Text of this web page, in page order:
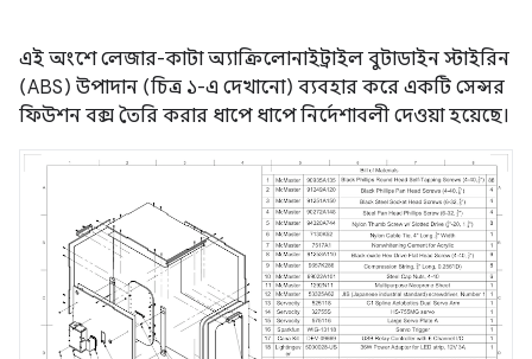
এই অংশে লেজার-কাটা অ্যাক্রিলোনাইট্রাইল বুটাডাইন স্টাইরিন
(ABS) উপাদান (চিত্র ১-এ দেখানো) ব্যবহার করে একটি সেন্সর
ফিউশন বক্স তৈরি করার ধাপে ধাপে নির্দেশাবলী দেওয়া হয়েছে।